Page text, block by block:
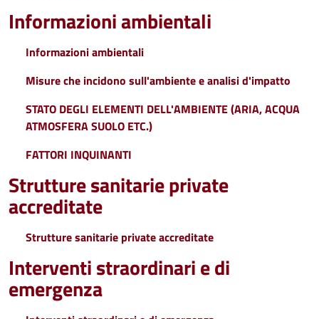
Informazioni ambientali
Informazioni ambientali
Misure che incidono sull'ambiente e analisi d'impatto
STATO DEGLI ELEMENTI DELL'AMBIENTE (ARIA, ACQUA
ATMOSFERA SUOLO ETC.)
FATTORI INQUINANTI
Strutture sanitarie private
accreditate
Strutture sanitarie private accreditate
Interventi straordinari e di
emergenza